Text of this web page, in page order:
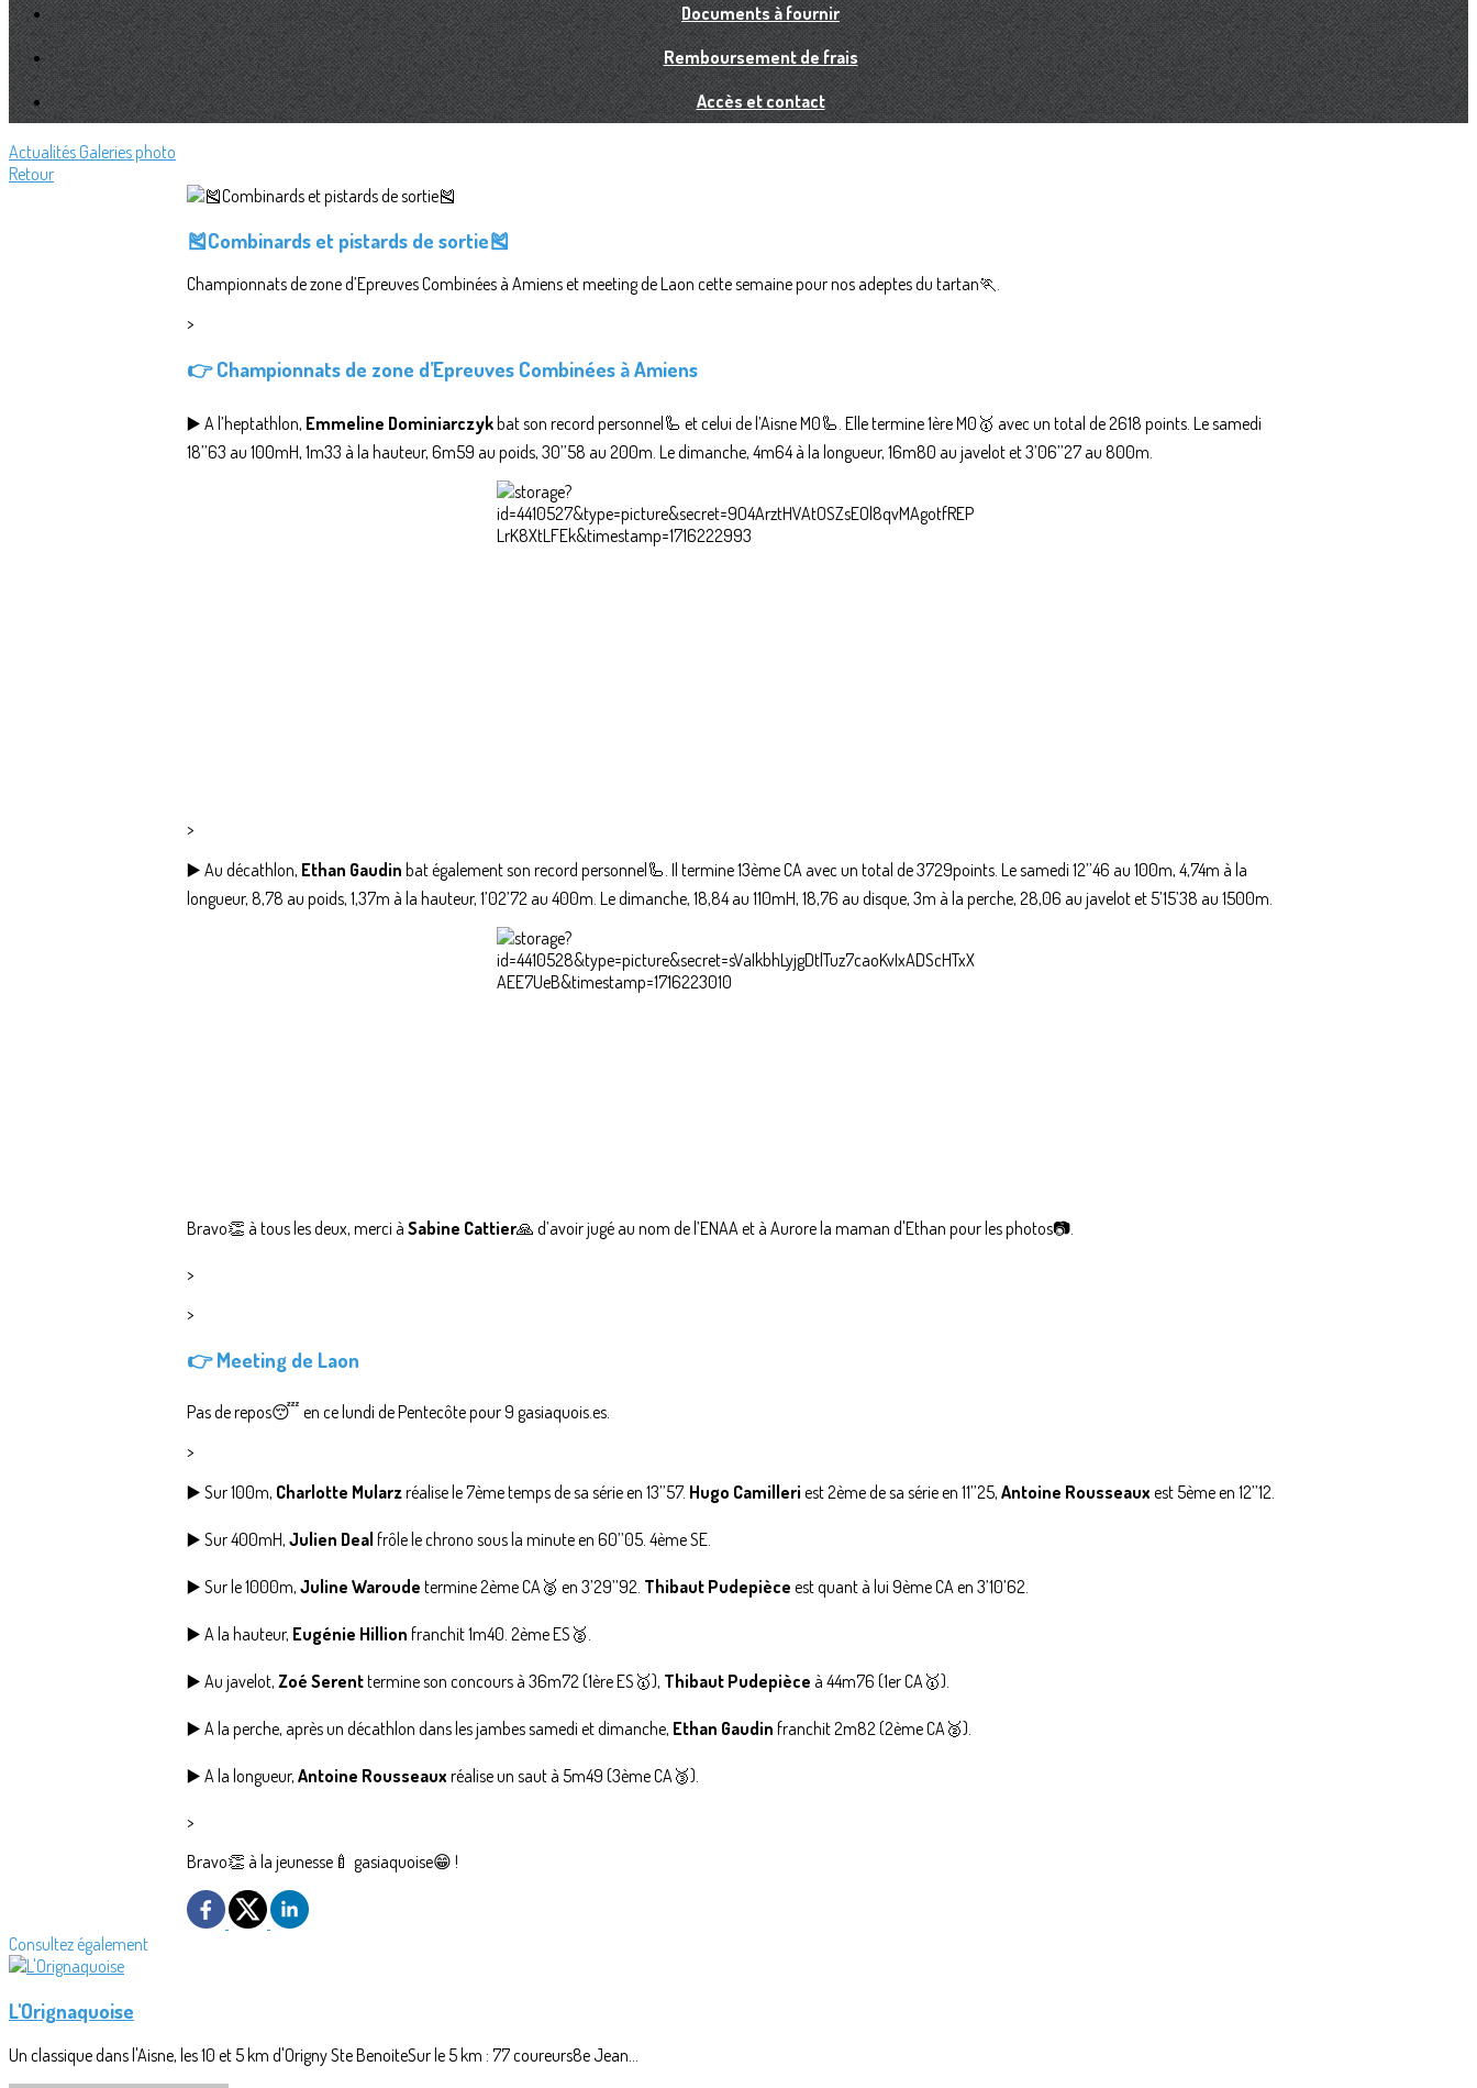
Documents à fournir
Remboursement de frais
Accès et contact
Actualités Galeries photo
Retour
🎽Combinards et pistards de sortie🎽
Championnats de zone d’Epreuves Combinées à Amiens et meeting de Laon cette semaine pour nos adeptes du tartan🏃.
>
👉 Championnats de zone d’Epreuves Combinées à Amiens
▶️ A l’heptathlon, Emmeline Dominiarczykbat son record personnel🦾 et celui de l’Aisne M0🦾. Elle termine 1ère M0🥇 avec un total de 2618 points. Le samedi
18’’63 au 100mH, 1m33 à la hauteur, 6m59 au poids, 30’’58 au 200m. Le dimanche, 4m64 à la longueur, 16m80 au javelot et 3’06’’27 au 800m.
>
▶️ Au décathlon, Ethan Gaudin bat également son record personnel🦾. Il termine 13ème CA avec un total de 3729points. Le samedi 12’’46 au 100m, 4,74m à la
longueur, 8,78 au poids, 1,37m à la hauteur, 1’02’72 au 400m. Le dimanche, 18,84 au 110mH, 18,76 au disque, 3m à la perche, 28,06 au javelot et 5’15’38 au 1500m.
Bravo👏 à tous les deux, merci à Sabine Cattier🙏 d’avoir jugé au nom de l’ENAA et à Aurore la maman d'Ethan pour les photos📷.
>
>
👉 Meeting de Laon
Pas de repos😴 en ce lundi de Pentecôte pour 9 gasiaquois.es.
>
▶️ Sur 100m, Charlotte Mularzréalise le 7ème temps de sa série en 13’’57. Hugo Camilleri est 2ème de sa série en 11’’25, Antoine Rousseaux est 5ème en 12’’12.
▶️ Sur 400mH, Julien Deal frôle le chrono sous la minute en 60’’05. 4ème SE.
▶️ Sur le 1000m, Juline Waroude termine 2ème CA🥈 en 3’29’’92. Thibaut Pudepièce est quant à lui 9ème CA en 3’10’62.
▶️ A la hauteur, Eugénie Hillion franchit 1m40. 2ème ES🥈.
▶️ Au javelot, Zoé Serenttermine son concours à 36m72 (1ère ES🥇), Thibaut Pudepièce à 44m76 (1er CA🥇).
▶️ A la perche, après un décathlon dans les jambes samedi et dimanche, Ethan Gaudin franchit 2m82 (2ème CA🥈).
▶️ A la longueur, Antoine Rousseaux réalise un saut à 5m49 (3ème CA🥉).
>
Bravo👏 à la jeunesse🍼 gasiaquoise😁 !
Consultez également
L'Orignaquoise
Un classique dans l'Aisne, les 10 et 5 km d'Origny Ste BenoiteSur le 5 km : 77 coureurs8e Jean...